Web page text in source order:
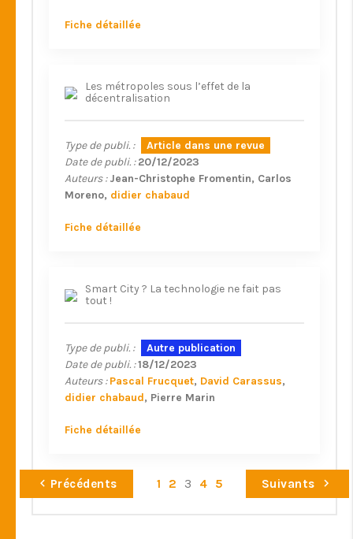
Fiche détaillée
Les métropoles sous l’effet de la
décentralisation
Type de publi. :
Article dans une revue
Date de publi. : 20/12/2023
Auteurs : Jean-Christophe Fromentin Carlos
Moreno didier chabaud
Fiche détaillée
Smart City ? La technologie ne fait pas
tout !
Type de publi. :
Autre publication
Date de publi. :18/12/2023
Auteurs : Pascal Frucquet David Carassus
didier chabaud Pierre Marin
Fiche détaillée
Précédents 1 2 3 4 5 Suivants